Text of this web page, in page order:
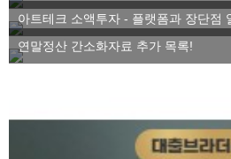
아트테크 소액투자 - 플랫폼과 장단점
연말정산 간소화자료 추가 목록!